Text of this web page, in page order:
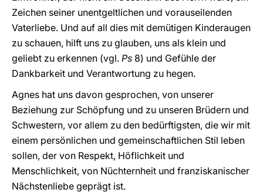
Zeichen seiner unentgeltlichen und vorauseilenden
Vaterliebe. Und auf all dies mit demütigen Kinderaugen
zu schauen, hilft uns zu glauben, uns als klein und
geliebt zu erkennen (vgl. Ps 8) und Gefühle der
Dankbarkeit und Verantwortung zu hegen.
Agnes hat uns davon gesprochen, von unserer
Beziehung zur Schöpfung und zu unseren Brüdern und
Schwestern, vor allem zu den bedürftigsten, die wir mit
einem persönlichen und gemeinschaftlichen Stil leben
sollen, der von Respekt, Höflichkeit und
Menschlichkeit, von Nüchternheit und franziskanischer
Nächstenliebe geprägt ist.